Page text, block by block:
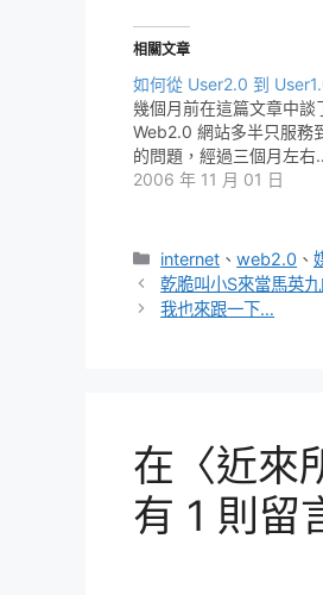
相關文章
如何從 User2.0 到
幾個月前在這篇文章中談
Web2.0 網站多半只服務
的問題，經過三個月左右
2006 年 11 月 01 日
分
類
internet 、web2.0 、
乾脆叫小S來當馬英
我也來跟一下…
在〈近來
有 1 則留